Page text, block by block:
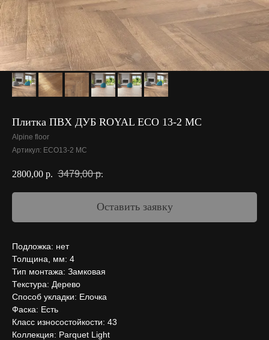
Плитка ПВХ ДУБ ROYAL ЕСО 13-2 МС
Alpine floor
Артикул: ECO13-2 МС
2800,00 р. 3479,00 р.
Оставить заявку
Подложка: нет
Толщина, мм: 4
Тип монтажа: Замковая
Текстура: Дерево
Способ укладки: Елочка
Фаска: Есть
Класс износостойкости: 43
Коллекция: Parquet Light